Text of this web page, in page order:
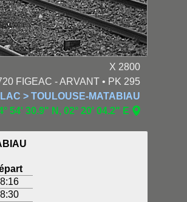
X 2800
FIGEAC - ARVANT • PK 295
> TOULOUSE-MATABIAU
54' 30.9" N, 02° 20' 04.2" E